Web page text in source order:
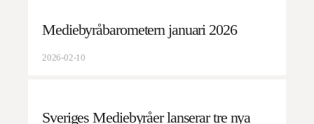
Mediebyråbarometern januari 2026
2026-02-10
Sveriges Mediebyråer lanserar tre nya